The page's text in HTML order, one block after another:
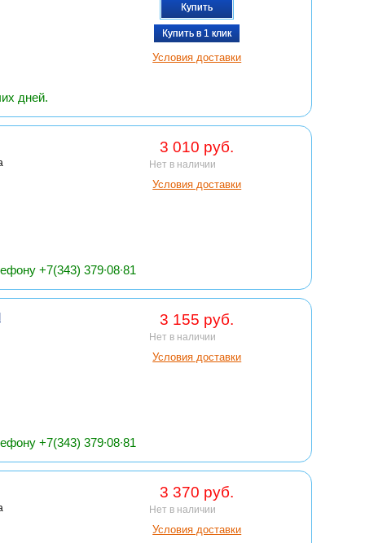
Купить
Купить в 1 клик
Условия доставки
дней.
3 010 руб.
Нет в наличии
Условия доставки
+7(343) 379∙08∙81
3 155 руб.
Нет в наличии
Условия доставки
+7(343) 379∙08∙81
3 370 руб.
Нет в наличии
Условия доставки